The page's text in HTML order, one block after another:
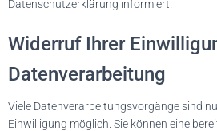
Datenschutzerklärung informiert.
Widerruf Ihrer
Datenverarbeitung
Viele Datenverarbeitungsvorgänge sind
Einwilligung möglich. Sie können eine